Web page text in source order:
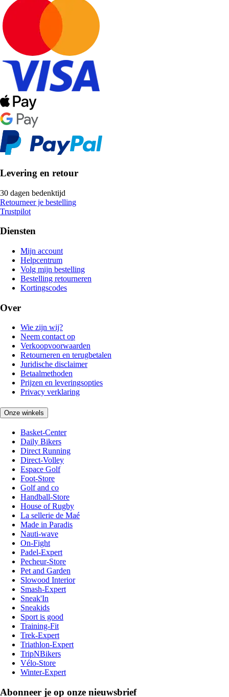
Levering en retour
30 dagen bedenktijd
Retourneer je bestelling
Trustpilot
Diensten
Mijn account
Helpcentrum
Volg mijn bestelling
Bestelling retourneren
Kortingscodes
Over
Wie zijn wij?
Neem contact op
Verkoopvoorwaarden
Retourneren en terugbetalen
Juridische disclaimer
Betaalmethoden
Prijzen en leveringsopties
Privacy verklaring
Onze winkels
Basket-Center
Daily Bikers
Direct Running
Direct-Volley
Espace Golf
Foot-Store
Golf and co
Handball-Store
House of Rugby
La sellerie de Maé
Made in Paradis
Nauti-wave
On-Fight
Padel-Expert
Pecheur-Store
Pet and Garden
Slowood Interior
Smash-Expert
Sneak'In
Sneakids
Sport is good
Training-Fit
Trek-Expert
Triathlon-Expert
TripNBikers
Vélo-Store
Winter-Expert
Abonneer je op onze nieuwsbrief